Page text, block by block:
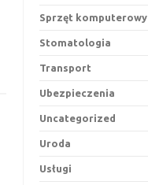
Sprzęt komputerowy
Stomatologia
Transport
Ubezpieczenia
Uncategorized
Uroda
Usługi